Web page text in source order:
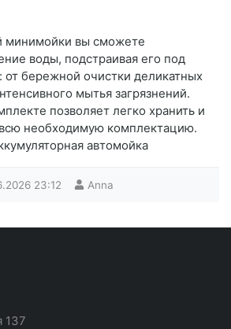
вы сможете
воды, подстраивая его под
от бережной очистки деликатных
мытья загрязнений.
позволяет легко хранить и
необходимую комплектацию.
автомойка
23:12 Anna
137